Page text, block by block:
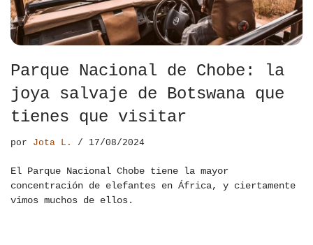
Parque Nacional de Chobe: la
joya salvaje de Botswana que
tienes que visitar
por Jota L. 17/08/2024
El Parque Nacional Chobe tiene la mayor
concentración de elefantes en África, y ciertamente
vimos muchos de ellos.